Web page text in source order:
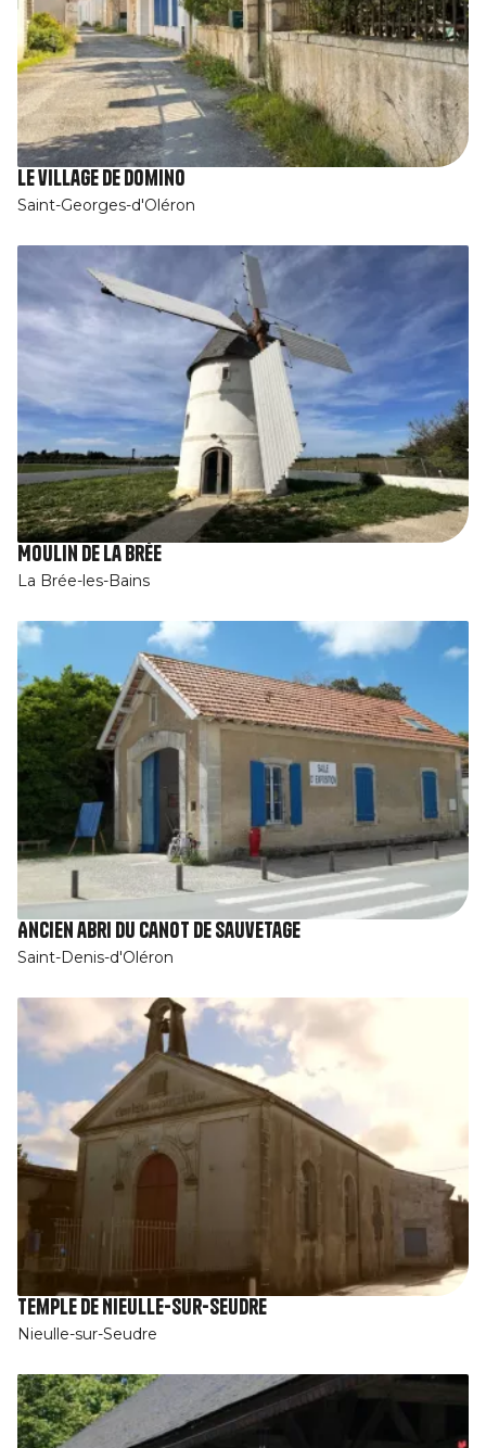
Le village de Domino
Saint-Georges-d'Oléron
Moulin de La Brée
La Brée-les-Bains
Ancien abri du canot de sauvetage
Saint-Denis-d'Oléron
Temple de Nieulle-sur-Seudre
Nieulle-sur-Seudre